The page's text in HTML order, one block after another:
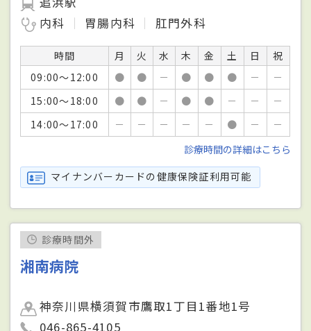
内科
胃腸内科 肛門外科
時間 月 火 水 木 金 土 日
祝
09:00～12:00
● ● － ● ● ● －
－
15:00～18:00
● ● － ● ● － －
－
14:00～17:00
－ － － － － ● －
－
診療時間の詳細はこちら
マイナンバーカードの健康保険証利用可能
診療時間外
湘南病院
神奈川県横須賀市鷹取1丁目1番地1号
046-865-4105